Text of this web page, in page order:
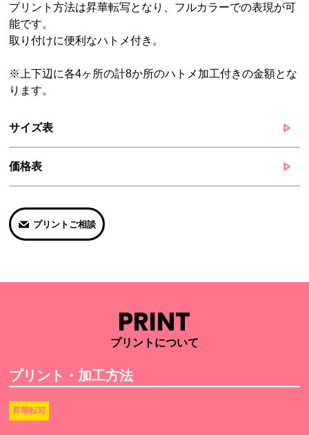
プリント方法は昇華転写となり、フルカラーでの表現が可
能です。
取り付けに便利なハトメ付き。
※上下辺に各4ヶ所の計8か所のハトメ加工付きの金額とな
ります。
サイズ表
価格表
プリントご相談
PRINT
プリントについて
プリント・加工方法
昇華転写